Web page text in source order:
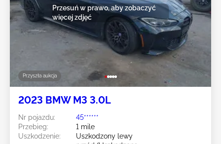
Przyszła aukcja
Przesuń w prawo, aby zobaczyć
więcej zdjęć
2023 BMW M3 3.0L
Nr pojazdu:
45******
Przebieg:
1 mile
Uszkodzenie:
Uszkodzony lewy